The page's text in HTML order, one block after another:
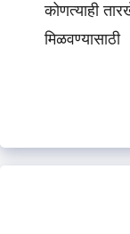
कोणत्याही
मिळवण्यासाठी